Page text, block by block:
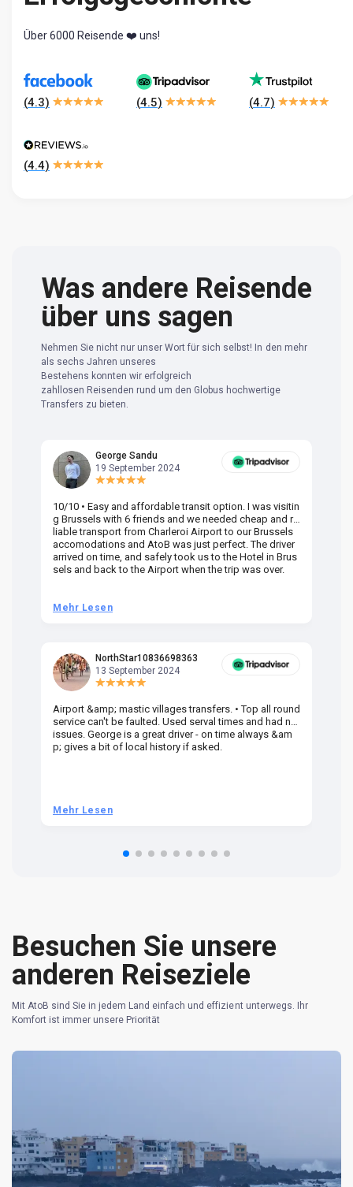
Über 6000 Reisende ❤️ uns!
(4.3) (4.5) (4.7)
(4.4)
Was andere Reisende
über uns sagen
Nehmen Sie nicht nur unser Wort für sich selbst! In den mehr
als sechs Jahren unseres
Bestehens konnten wir erfolgreich
zahllosen Reisenden rund um den Globus hochwertige
Transfers zu bieten.
George Sandu
19 September 2024
10/10 • Easy and affordable transit option. I was visitin
g Brussels with 6 friends and we needed cheap and re
liable transport from Charleroi Airport to our Brussels
accomodations and AtoB was just perfect. The driver
arrived on time, and safely took us to the Hotel in Brus
sels and back to the Airport when the trip was over.
Mehr Lesen
NorthStar10836698363
13 September 2024
Airport &amp; mastic villages transfers. • Top all round
service can't be faulted. Used serval times and had no
issues. George is a great driver - on time always &am
p; gives a bit of local history if asked.
Mehr Lesen
Besuchen Sie unsere
anderen Reiseziele
Mit AtoB sind Sie in jedem Land einfach und effizient unterwegs. Ihr
Komfort ist immer unsere Priorität